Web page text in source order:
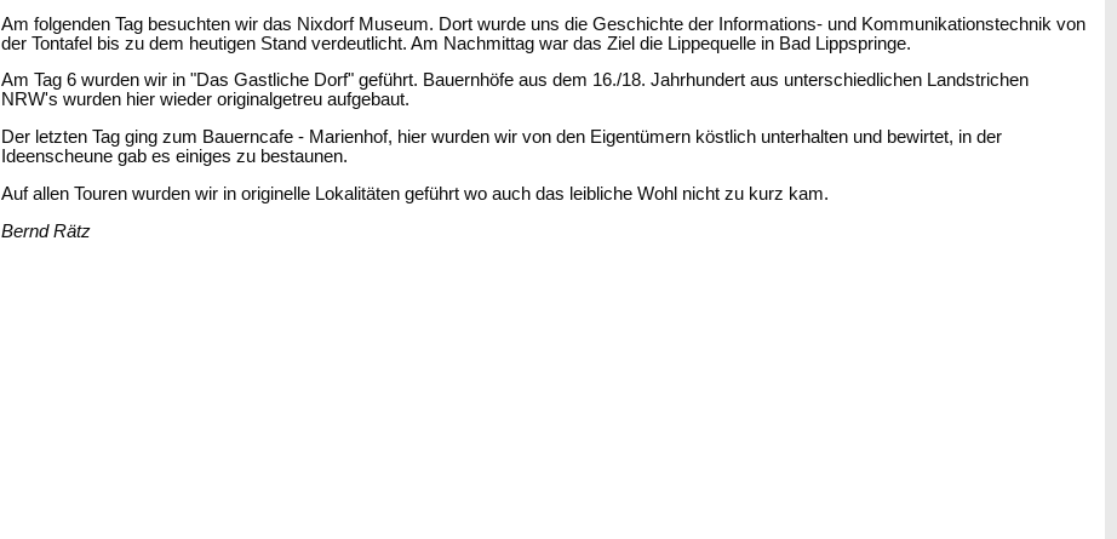
Am folgenden Tag besuchten wir das Nixdorf Museum. Dort wurde uns die Geschichte der Informations- und Kommunikationstechnik von
der Tontafel bis zu dem heutigen Stand verdeutlicht. Am Nachmittag war das Ziel die Lippequelle in Bad Lippspringe.
Am Tag 6 wurden wir in "Das Gastliche Dorf" geführt. Bauernhöfe aus dem 16./18. Jahrhundert aus unterschiedlichen Landstrichen
NRW's wurden hier wieder originalgetreu aufgebaut.
Der letzten Tag ging zum Bauerncafe - Marienhof, hier wurden wir von den Eigentümern köstlich unterhalten und bewirtet, in der
Ideenscheune gab es einiges zu bestaunen.
Auf allen Touren wurden wir in originelle Lokalitäten geführt wo auch das leibliche Wohl nicht zu kurz kam.
Bernd Rätz